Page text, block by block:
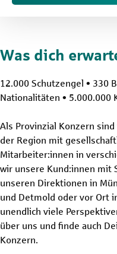
Was dich
12.000 Schutzengel • 330
Nationalitäten • 5.000.000
Als Provinzial Konzern
der Region mit
Mitarbeiter:innen in
wir unsere Kund:innen mit
unseren Direktionen in
und Detmold oder vor Ort
unendlich viele
über uns und finde auch
Konzern.